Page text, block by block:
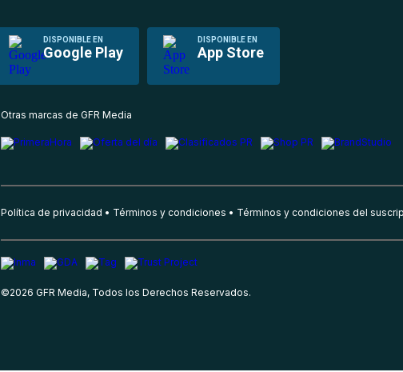
DISPONIBLE EN
Google Play
DISPONIBLE EN
App Store
Otras marcas de GFR Media
Política de privacidad Términos y condiciones Términos y condiciones del
©2026 GFR Media, Todos los Derechos Reservados.